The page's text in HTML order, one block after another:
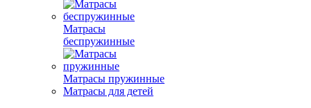
Матрасы
беспружинные
Матрасы пружинные
Матрасы для детей